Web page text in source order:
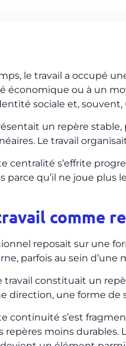
le travail a occupé
économique ou à un
sociale et, souvent,
un repère
Le travail
centralité s’effrite
parce qu’il ne joue plus
comme
reposait sur une
parfois au sein
travail constituait un
direction, une forme
continuité s’est
repères moins durables.